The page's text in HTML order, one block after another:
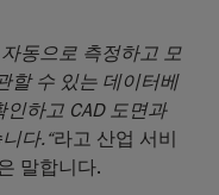
동으로 측정하고 모
할 수 있는 데이터베
하고 CAD 도면과
다.“라고 산업 서비
말합니다.